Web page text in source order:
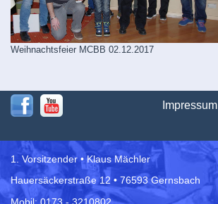
Weihnachtsfeier MCBB 02.12.2017
Impressum
1. Vorsitzender • Klaus Mächler
Hauersäckerstraße 12 • 76593 Gernsbach
Mobil: 0173 - 3210802